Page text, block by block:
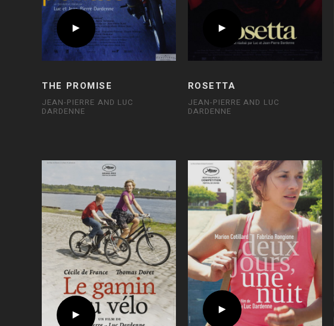
THE PROMISE
JEAN-PIERRE AND LUC
DARDENNE
ROSETTA
JEAN-PIERRE AND LUC
DARDENNE